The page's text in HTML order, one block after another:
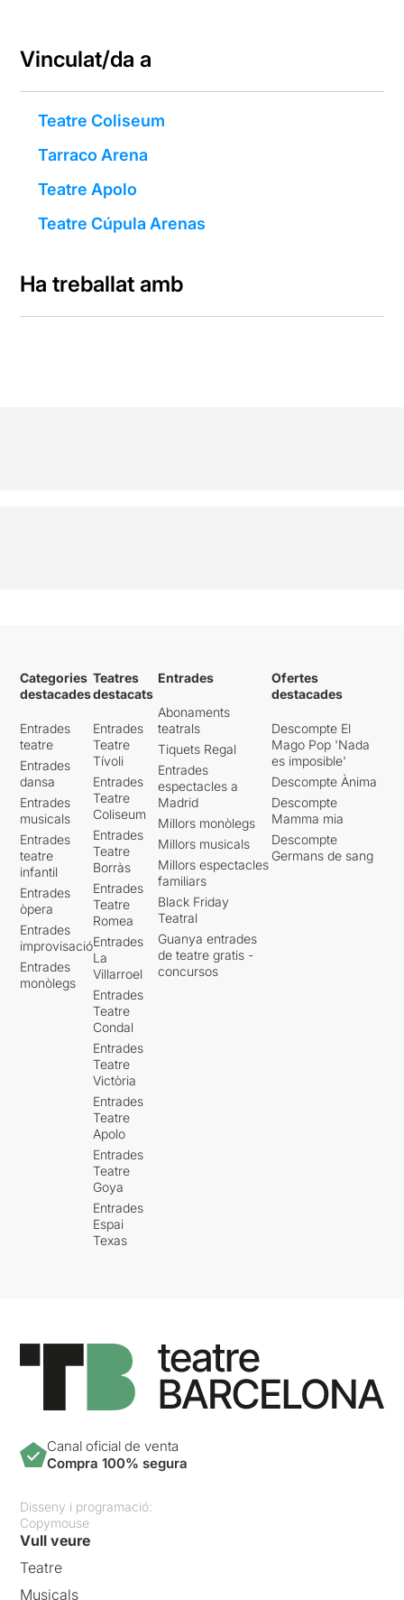
Vinculat/da a
Teatre Coliseum
Tarraco Arena
Teatre Apolo
Teatre Cúpula Arenas
Ha treballat amb
Categories
destacades
Entrades
teatre
Entrades
dansa
Entrades
musicals
Entrades
teatre
infantil
Entrades
òpera
Entrades
improvisació
Entrades
monòlegs
Teatres
destacats
Entrades
Teatre
Tívoli
Entrades
Teatre
Coliseum
Entrades
Teatre
Borràs
Entrades
Teatre
Romea
Entrades
La
Villarroel
Entrades
Teatre
Condal
Entrades
Teatre
Victòria
Entrades
Teatre
Apolo
Entrades
Teatre
Goya
Entrades
Espai
Texas
Entrades
Abonaments
teatrals
Tiquets Regal
Entrades
espectacles a
Madrid
Millors monòlegs
Millors musicals
Millors espectacles
familiars
Black Friday
Teatral
Guanya entrades
de teatre gratis -
concursos
Ofertes
destacades
Descompte El
Mago Pop 'Nada
es imposible'
Descompte Ànima
Descompte
Mamma mia
Descompte
Germans de sang
Canal oficial de venta
Compra 100% segura
Disseny i programació:
Copymouse
Vull veure
Teatre
Musicals